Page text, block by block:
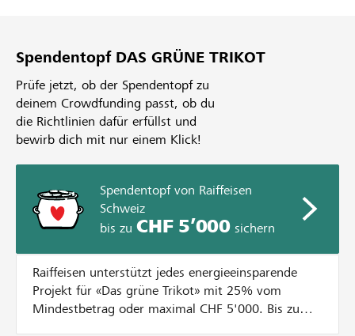
wird ein Projekt evaluiert, das ein
hohes Potenzial an Energie- sowie
Kosteneinsparungen aufweist.
Mittels Crowdfunding werden auf
lokalhelden.ch die benötigten
finanziellen Mittel gesammelt.
Spendentopf DAS GRÜNE TRIKOT
Prüfe jetzt, ob der Spendentopf zu
deinem Crowdfunding passt, ob du
die Richtlinien dafür erfüllst und
bewirb dich mit nur einem Klick!
Spendentopf von Raiffeisen
Schweiz
bis zu CHF 5’000sichern
Raiffeisen unterstützt jedes energieeinsparende
Projekt für «Das grüne Trikot» mit 25% vom
Mindestbetrag oder maximal CHF 5'000. Bis zum